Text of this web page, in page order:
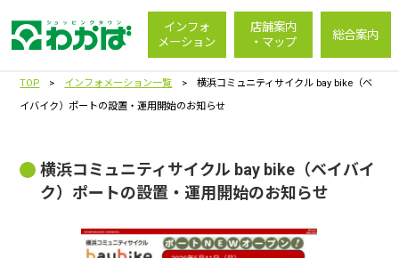
インフォ
メーション
店舗案内
・マップ
総合案内
TOP > インフォメーション一覧 > 横浜コミュニティサイクル bay bike（ベ
イバイク）ポートの設置・運用開始のお知らせ
横浜コミュニティサイクル bay bike（ベイバイ
ク）ポートの設置・運用開始のお知らせ